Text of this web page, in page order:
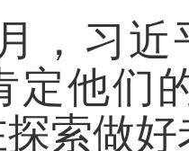
，习
定他们
索做